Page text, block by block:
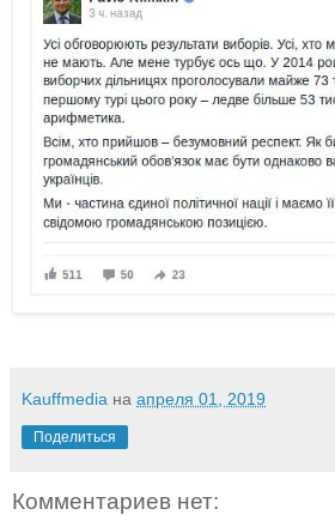
Kauffmedia на апреля 01, 2019
Поделиться
Комментариев нет: